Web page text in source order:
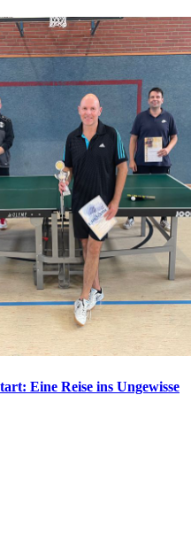
Eine Reise ins Ungewisse